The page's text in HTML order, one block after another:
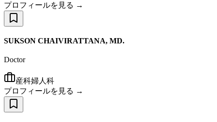
プロフィールを見る →
SUKSON CHAIVIRATTANA, MD.
Doctor
産科婦人科
プロフィールを見る →